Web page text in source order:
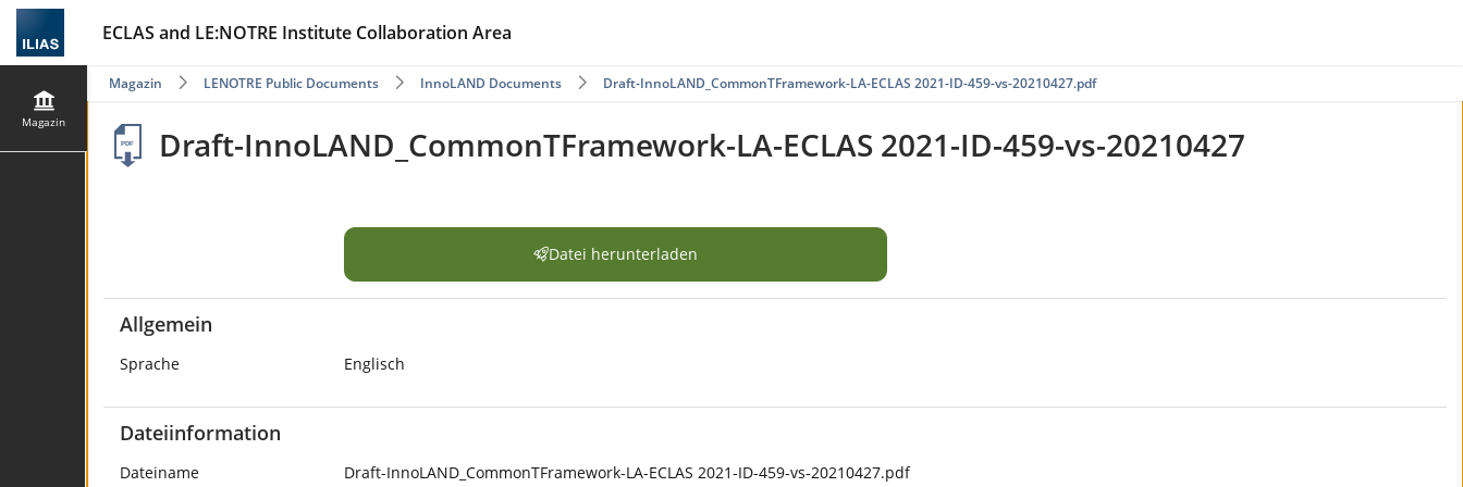
ECLAS and LE:NOTRE Institute Collaboration Area
Magazin
Magazin LENOTRE Public Documents InnoLAND Documents Draft-InnoLAND_CommonTFramework-LA-ECLAS 2021-ID-459-vs-20210427.pdf
Draft-InnoLAND_CommonTFramework-LA-ECLAS 2021-ID-459-vs-20210427
Datei herunterladen
Allgemein
Sprache Englisch
Dateiinformation
Dateiname Draft-InnoLAND_CommonTFramework-LA-ECLAS 2021-ID-459-vs-20210427.pdf